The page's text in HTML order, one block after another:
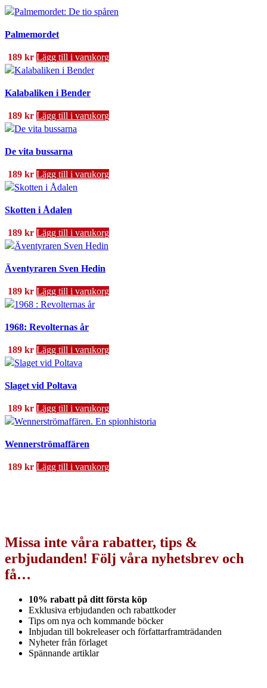
Palmemordet
189 kr Lägg till i varukorg
Kalabaliken i Bender
189 kr Lägg till i varukorg
De vita bussarna
189 kr Lägg till i varukorg
Skotten i Ådalen
189 kr Lägg till i varukorg
Äventyraren Sven Hedin
189 kr Lägg till i varukorg
1968: Revolternas år
189 kr Lägg till i varukorg
Slaget vid Poltava
189 kr Lägg till i varukorg
Wennerströmaffären
189 kr Lägg till i varukorg
Missa inte våra rabatter, tips &
erbjudanden! Följ våra nyhetsbrev och
få…
10% rabatt på ditt första köp
Exklusiva erbjudanden och rabattkoder
Tips om nya och kommande böcker
Inbjudan till bokreleaser och författarframträdanden
Nyheter från förlaget
Spännande artiklar